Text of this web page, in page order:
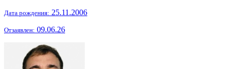
Дата рождения: 25.11.2006
Отзаявлен: 09.06.26